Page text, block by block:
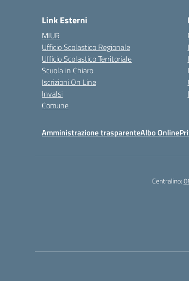
Link Esterni
MIUR
Ufficio Scolastico Regionale
Ufficio Scolastico Territoriale
Scuola in Chiaro
Iscrizioni On Line
Invalsi
Comune
Amministrazione trasparenteAlbo Online
Centralino: